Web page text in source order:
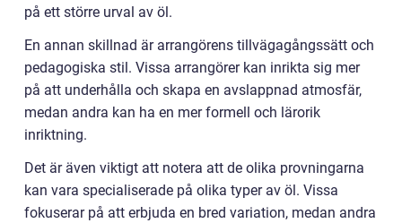
på ett större urval av öl.
En annan skillnad är arrangörens tillvägagångssätt och
pedagogiska stil. Vissa arrangörer kan inrikta sig mer
på att underhålla och skapa en avslappnad atmosfär,
medan andra kan ha en mer formell och lärorik
inriktning.
Det är även viktigt att notera att de olika provningarna
kan vara specialiserade på olika typer av öl. Vissa
fokuserar på att erbjuda en bred variation, medan andra